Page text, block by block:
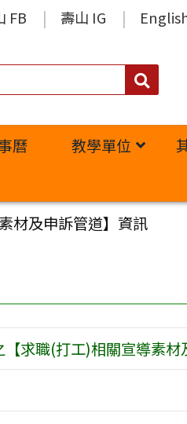
FB 壽山 IG
搜
曆 教學單位
材及申訴管道】資訊
【求職(打工)相關宣導素